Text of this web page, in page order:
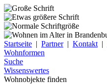
Startseite | Partner| Kontakt |
Wohnformen
Suche
Wissenswertes
Wohnobjekte finden